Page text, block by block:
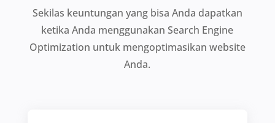
Sekilas keuntungan yang bisa Anda dapatkan
ketika Anda menggunakan Search Engine
Optimization untuk mengoptimasikan website
Anda.